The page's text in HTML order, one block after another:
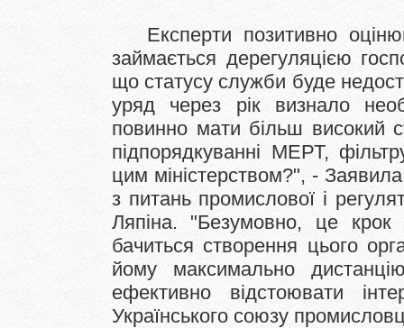
Експерти позитивно
займається дерегуляцією
що статусу служби буде
уряд через рік визнало
повинно мати більш високий
підпорядкуванні МЕРТ,
цим міністерством?", -
з питань промислової і
Ляпіна. "Безумовно, це крок
бачиться створення цього
йому максимально
ефективно відстоювати
Українського союзу